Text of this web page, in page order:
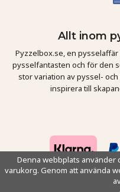
Allt inom
Pyzzelbox.se, en
pysselfantasten och för den
stor variation av pyssel-
inspirera till
Drift &
Denna webbplats använder
varukorg. Genom att använda